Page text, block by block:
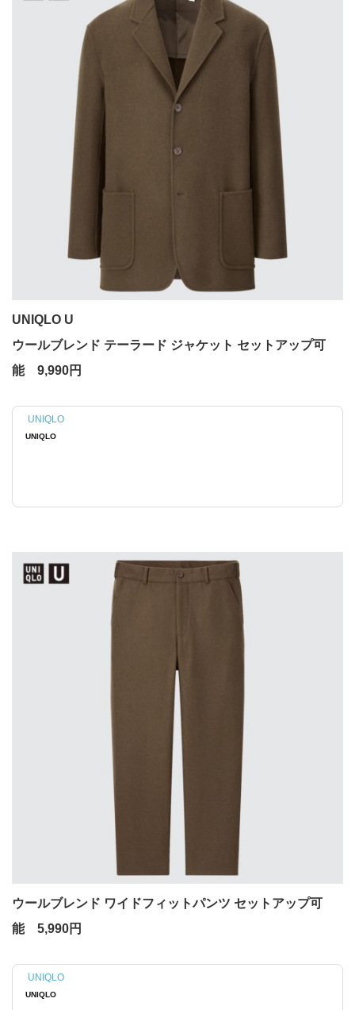
UNIQLO U
ウールブレンド テーラード ジャケット セットアップ可
能 9,990円
UNIQLO
UNIQLO
ウールブレンド ワイドフィットパンツ セットアップ可
能 5,990円
UNIQLO
UNIQLO